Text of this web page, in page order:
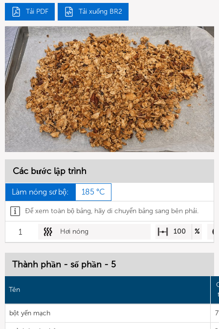
Tải PDF Tải xuống BR2
Các bước lập trình
Làm nóng sơ bộ: 185 °C
Để xem toàn bộ bảng, hãy di chuyển bảng sang bên phải.
1 Hơi nóng 100 %
Thành phần - số phần - 5
Tên
bột yến mạch